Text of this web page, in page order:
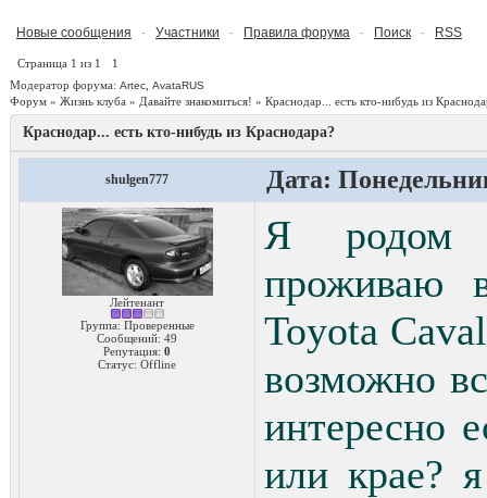
Новые сообщения · Участники · Правила форума · Поиск · RSS
Страница 1 из 1
1
Модератор форума: Artec AvataRUS
Форум » Жизнь клуба » Давайте знакомиться! » Краснодар... есть кто-нибудь из
Краснодар... есть кто-нибудь из Краснодара?
shulgen777 Дата:
Лейтенант
Группа: Проверенные
Сообщений: 49
Репутация: 0
Статус: Offline
Я родом
проживаю
Toyota
возможно
интересно
или крае?